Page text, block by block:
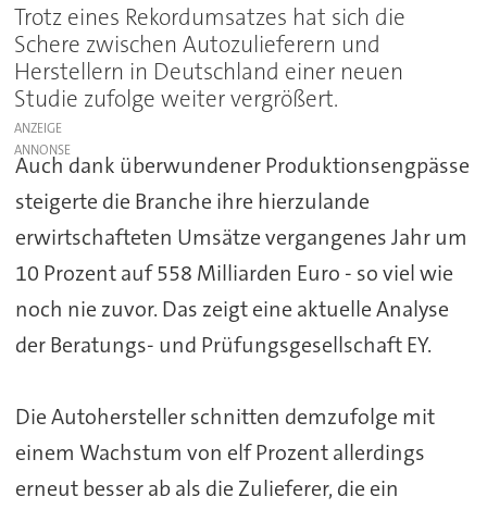
Trotz eines Rekordumsatzes hat sich die
Schere zwischen Autozulieferern und
Herstellern in Deutschland einer neuen
Studie zufolge weiter vergrößert.
ANZEIGE
Auch dank überwundener Produktionsengpässe
steigerte die Branche ihre hierzulande
erwirtschafteten Umsätze vergangenes Jahr um
10 Prozent auf 558 Milliarden Euro - so viel wie
noch nie zuvor. Das zeigt eine aktuelle Analyse
der Beratungs- und Prüfungsgesellschaft EY.
Die Autohersteller schnitten demzufolge mit
einem Wachstum von elf Prozent allerdings
erneut besser ab als die Zulieferer, die ein